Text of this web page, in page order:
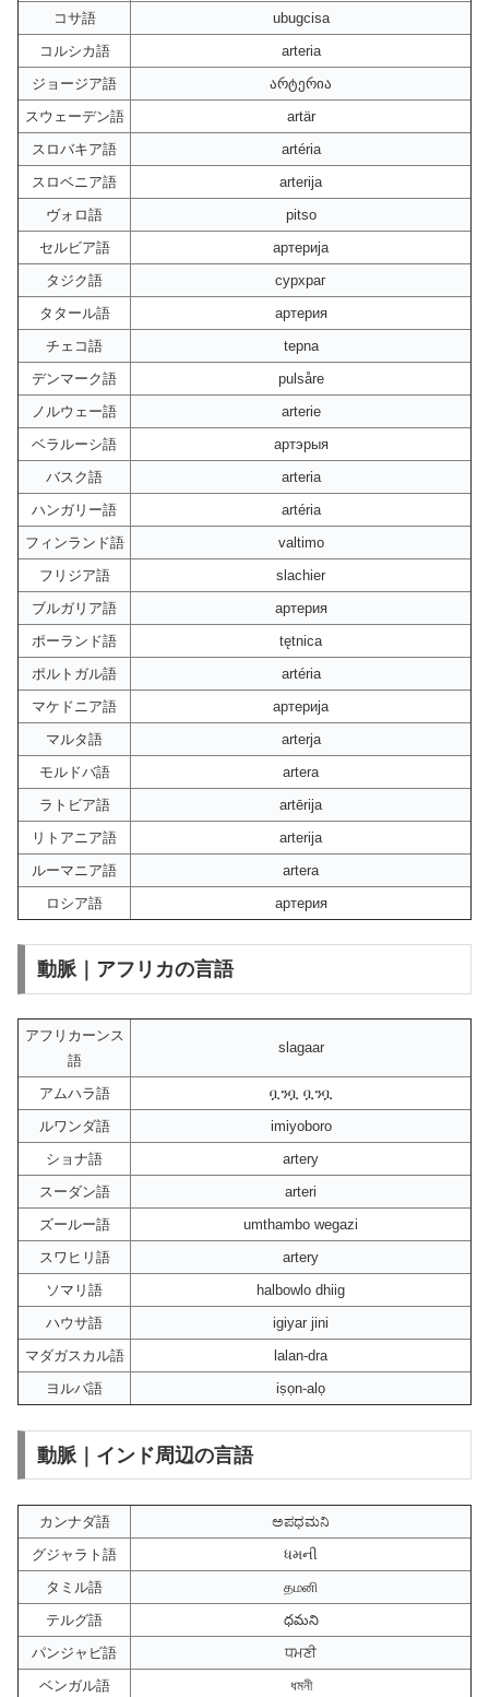
コサ語
ubugcisa
コルシカ語
arteria
ジョージア語
არტერია
スウェーデン語
artär
スロバキア語
artéria
スロベニア語
arterija
ヴォロ語
pitso
セルビア語
артерија
タジク語
сурхраг
タタール語
артерия
チェコ語
tepna
デンマーク語
pulsåre
ノルウェー語
arterie
ベラルーシ語
артэрыя
バスク語
arteria
ハンガリー語
artéria
フィンランド語
valtimo
フリジア語
slachier
ブルガリア語
артерия
ポーランド語
tętnica
ポルトガル語
artéria
マケドニア語
артерија
マルタ語
arterja
モルドバ語
artera
ラトビア語
artērija
リトアニア語
arterija
ルーマニア語
artera
ロシア語
артерия
動脈｜アフリカの言語
アフリカーンス
語
slagaar
アムハラ語
ቧንቧ ቧንቧ
ルワンダ語
imiyoboro
ショナ語
artery
スーダン語
arteri
ズールー語
umthambo wegazi
スワヒリ語
artery
ソマリ語
halbowlo dhiig
ハウサ語
igiyar jini
マダガスカル語
lalan-dra
ヨルバ語
iṣọn-alọ
動脈｜インド周辺の言語
カンナダ語
ಅಪಧಮನಿ
グジャラト語
ધમની
タミル語
தமனி
テルグ語
ధమని
パンジャビ語
ਧਮਣੀ
ベンガル語
ধমনী